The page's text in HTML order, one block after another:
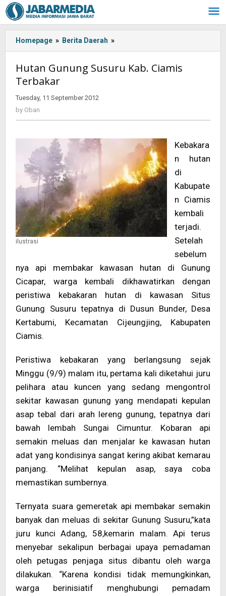
Skip
to
content
Homepage » Berita Daerah »
-:IN-
>Hutan
Hutan Gunung Susuru Kab. Ciamis
Terbakar
Tuesday, 11 September 2012
by Oban
ilustrasi
Kebakara
n hutan
di
Kabupate
n Ciamis
kembali
terjadi.
Setelah
sebelum
nya api membakar kawasan hutan di Gunung
Cicapar, warga kembali dikhawatirkan dengan
peristiwa kebakaran hutan di kawasan Situs
Gunung Susuru tepatnya di Dusun Bunder, Desa
Kertabumi, Kecamatan Cijeungjing, Kabupaten
Ciamis.
Peristiwa kebakaran yang berlangsung sejak
Minggu (9/9) malam itu, pertama kali diketahui juru
pelihara atau kuncen yang sedang mengontrol
sekitar kawasan gunung yang mendapati kepulan
asap tebal dari arah lereng gunung, tepatnya dari
bawah lembah Sungai Cimuntur. Kobaran api
semakin meluas dan menjalar ke kawasan hutan
adat yang kondisinya sangat kering akibat kemarau
panjang. “Melihat kepulan asap, saya coba
memastikan sumbernya.
Ternyata suara gemeretak api membakar semakin
banyak dan meluas di sekitar Gunung Susuru,”kata
juru kunci Adang, 58,kemarin malam. Api terus
menyebar sekalipun berbagai upaya pemadaman
oleh petugas penjaga situs dibantu oleh warga
dilakukan. “Karena kondisi tidak memungkinkan,
warga berinisiatif menghubungi pemadam